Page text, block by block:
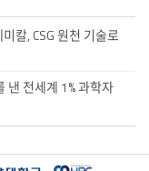
칼, CSG 원천 기술로
전세계 1% 과학자